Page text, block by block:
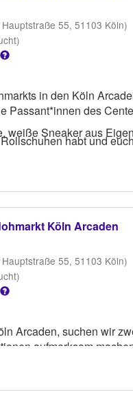
55, 51103 Köln)
in den Köln
Passant*innen des
habt und
weiße Sneaker aus
Köln Arcaden
55, 51103 Köln)
Arcaden, suchen wir
aufmerksam
weiße Sneaker aus